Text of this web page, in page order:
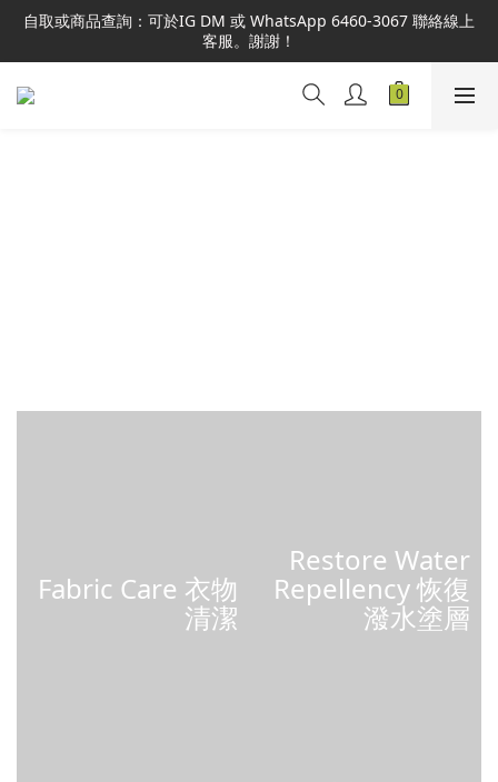
本網站為港澳地區指定總代理官方直營，全店商品均為正品正貨，
並享售後服務，敬請安心選購。
自取或商品查詢：可於IG DM 或 WhatsApp 6460-3067 聯絡線上
客服。謝謝！
本網站為港澳地區指定總代理官方直營，全店商品均為正品正貨，
並享售後服務，敬請安心選購。
Fabric Care 衣物
清潔
Restore Water
Repellency 恢復
潑水塗層